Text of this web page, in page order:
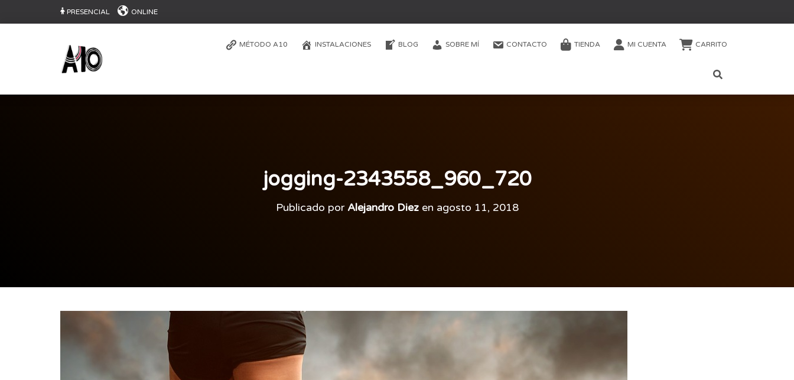
PRESENCIAL ONLINE
MÉTODO A10 INSTALACIONES BLOG SOBRE MÍ CONTACTO TIENDA MI CUENTA CARRITO
jogging-2343558_960_720
Publicado por Alejandro Diezen agosto 11, 2018